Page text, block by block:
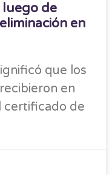
luego de
en
que los
en
certificado de